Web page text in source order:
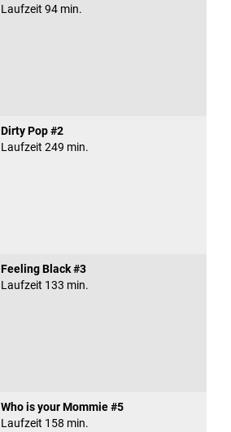
Laufzeit 94 min.
Dirty Pop #2
Laufzeit 249 min.
Feeling Black #3
Laufzeit 133 min.
Who is your Mommie #5
Laufzeit 158 min.